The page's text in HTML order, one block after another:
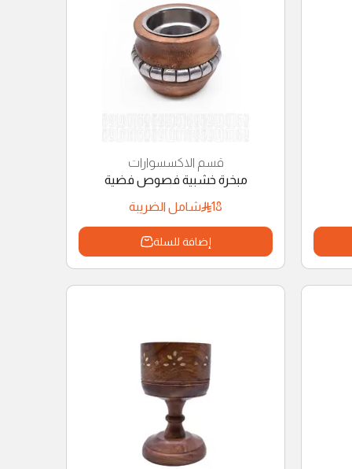
قسم الاكسسوارات
مبخرة خشبية فصوص فضية
18
شامل الضريبة
إضافة للسلة